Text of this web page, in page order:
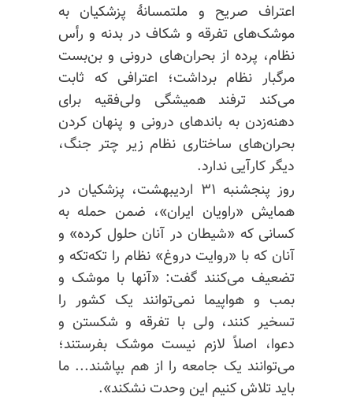
اعتراف صریح و ملتمسانهٔ پزشکیان به
موشک‌های تفرقه و شکاف در بدنه و رأس
نظام، پرده از بحران‌های درونی و بن‌بست
مرگبار نظام برداشت؛ اعترافی که ثابت
می‌کند ترفند همیشگی ولی‌فقیه برای
دهنه‌زدن به باندهای درونی و پنهان کردن
بحران‌های ساختاری نظام زیر چتر جنگ،
دیگر کارآیی ندارد.
روز پنجشنبه ۳۱ اردیبهشت، پزشکیان در
همایش «راویان ایران»، ضمن حمله به
کسانی که «شیطان در آنان حلول کرده» و
آنان که با «روایت دروغ» نظام را تکه‌تکه و
تضعیف می‌کنند گفت: «آنها با موشک و
بمب و هواپیما نمی‌توانند یک کشور را
تسخیر کنند، ولی با تفرقه و شکستن و
دعوا، اصلاً لازم نیست موشک بفرستند؛
می‌توانند یک جامعه را از هم بپاشند... ما
باید تلاش کنیم این وحدت نشکند».